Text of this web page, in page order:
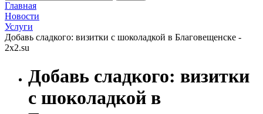
Главная
Новости
Услуги
Добавь сладкого: визитки с шоколадкой в Благовещенске -
2x2.su
Добавь сладкого: визитки
с шоколадкой в